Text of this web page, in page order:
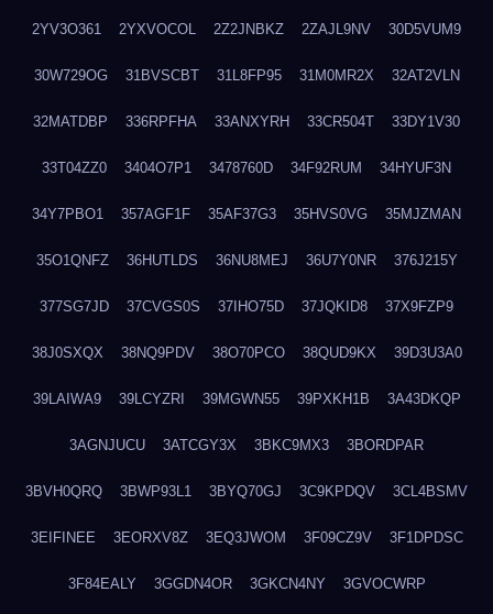
2YV3O361 2YXVOCOL 2Z2JNBKZ 2ZAJL9NV 30D5VUM9
30W729OG 31BVSCBT 31L8FP95 31M0MR2X 32AT2VLN
32MATDBP 336RPFHA 33ANXYRH 33CR504T 33DY1V30
33T04ZZ0 3404O7P1 3478760D 34F92RUM 34HYUF3N
34Y7PBO1 357AGF1F 35AF37G3 35HVS0VG 35MJZMAN
35O1QNFZ 36HUTLDS 36NU8MEJ 36U7Y0NR 376J215Y
377SG7JD 37CVGS0S 37IHO75D 37JQKID8 37X9FZP9
38J0SXQX 38NQ9PDV 38O70PCO 38QUD9KX 39D3U3A0
39LAIWA9 39LCYZRI 39MGWN55 39PXKH1B 3A43DKQP
3AGNJUCU 3ATCGY3X 3BKC9MX3 3BORDPAR
3BVH0QRQ 3BWP93L1 3BYQ70GJ 3C9KPDQV 3CL4BSMV
3EIFINEE 3EORXV8Z 3EQ3JWOM 3F09CZ9V 3F1DPDSC
3F84EALY 3GGDN4OR 3GKCN4NY 3GVOCWRP